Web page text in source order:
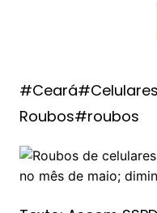
Roubos#roubos